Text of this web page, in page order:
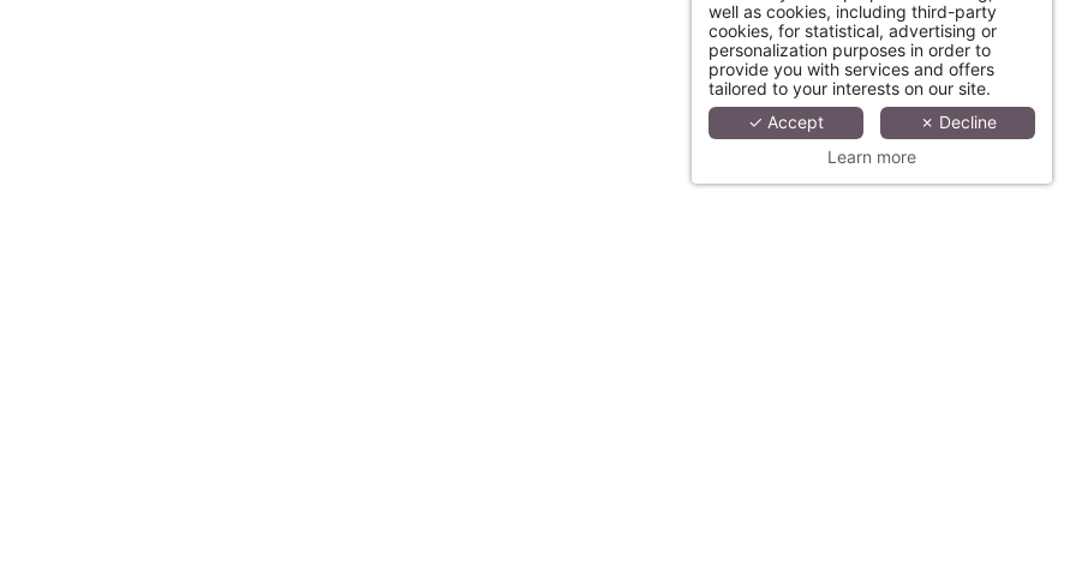
well as cookies, including third-party
cookies, for statistical, advertising or
personalization purposes in order to
provide you with services and offers
tailored to your interests on our site.
✓ Accept
✗ Decline
Learn more